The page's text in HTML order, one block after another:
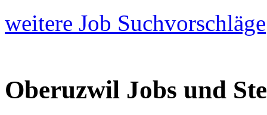
weitere Job Suchvorschläge
Oberuzwil Jobs und